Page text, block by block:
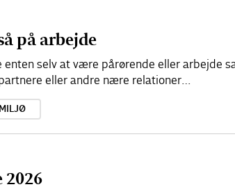
på arbejde
enten selv at være pårørende eller arbejde
eller andre nære relationer…
2026